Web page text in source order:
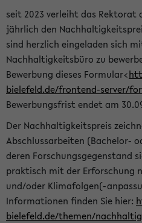
seit 2023 verleiht das Rektorat
jährlich den
sind herzlich eingeladen sich
Nachhaltigkeitsbüro zu
Bewerbung dieses Formular<
bielefeld.de/frontend-server/
Bewerbungsfrist endet am
Der Nachhaltigkeitspreis
Abschlussarbeiten (Bachelor-
deren Forschungsgegenstand
praktisch mit der Erforschung
und/oder Klimafolgen(-
Informationen finden Sie hier:
bielefeld.de/themen/